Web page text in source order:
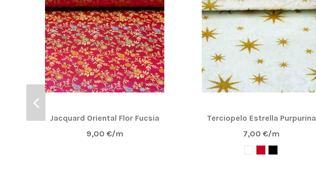
Jacquard Oriental Flor Fucsia
9,00 €/m
Terciopelo Estrella Purpurina
7,00 €/m